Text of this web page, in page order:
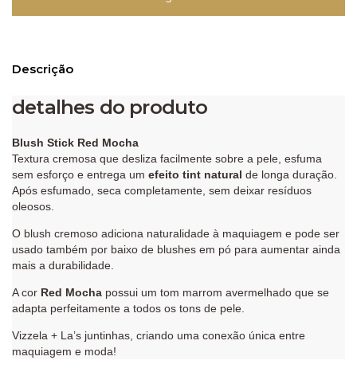
Descrição
detalhes do produto
Blush Stick Red Mocha
Textura cremosa que desliza facilmente sobre a pele, esfuma
sem esforço e entrega um efeito tint natural de longa duração.
Após esfumado, seca completamente, sem deixar resíduos
oleosos.
O blush cremoso adiciona naturalidade à maquiagem e pode ser
usado também por baixo de blushes em pó para aumentar ainda
mais a durabilidade.
A cor Red Mocha possui um tom marrom avermelhado que se
adapta perfeitamente a todos os tons de pele.
Vizzela + La’s juntinhas, criando uma conexão única entre
maquiagem e moda!